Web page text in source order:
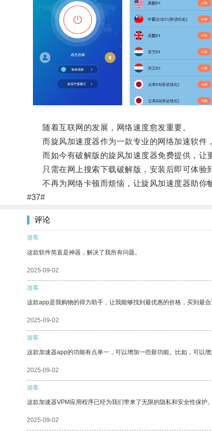
随着互联网的发展，网络速度愈发重要。
而旋风加速度器作为一款专业的网络加速软件
而如今有破解版的旋风加速度器免费提供，让
只需在网上搜索下载破解版，安装后即可体验到
不再为网络卡顿而烦恼，让旋风加速度器助你
#37#
评论
游客
这款软件简直是神器，解决了我所有问题。
2025-09-02
游客
这款app是我购物的得力助手，让我能够找到最优惠的价格，买到最合
2025-09-02
游客
这款加速器app的功能有点单一，可以增加一些新功能。比如，可以
2025-09-02
游客
这款加速器VPM应用程序已经为我们带来了无限的隐私和安全性保护。
2025-09-02